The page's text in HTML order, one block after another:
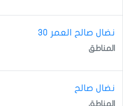
نضال صالح العمر 30
المناطق
المناطق